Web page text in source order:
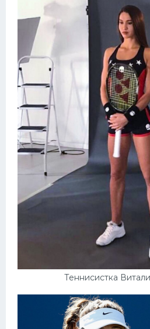
Теннисистка